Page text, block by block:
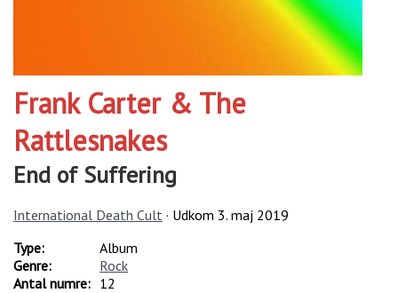
Frank Carter & The
Rattlesnakes
End of Suffering
International Death Cult · Udkom 3. maj 2019
Type:
Album
Genre:
Rock
Antal numre: 12